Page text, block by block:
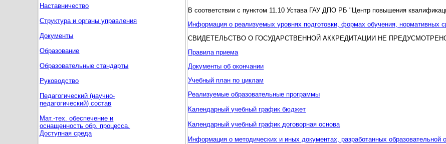
Наставничество
Структура и органы управления
Документы
Образование
Образовательные стандарты
Руководство
Педагогический (научно-
педагогический) состав
Мат.-тех. обеспечение и
оснащенность обр. процесса.
Доступная среда
В соответствии с пунктом 11.10 Устава ГАУ ДПО РБ "Центр повышения
Информация о реализуемых уровнях подготовки, формах обучения, нормативных
СВИДЕТЕЛЬСТВО О ГОСУДАРСТВЕННОЙ АККРЕДИТАЦИИ НЕ
Правила приема
Документы об окончании
Учебный план по циклам
Реализуемые образовательные программы
Календарный учебный график бюджет
Календарный учебный график договорная основа
Информация о методических и иных документах, разработанных образовательной